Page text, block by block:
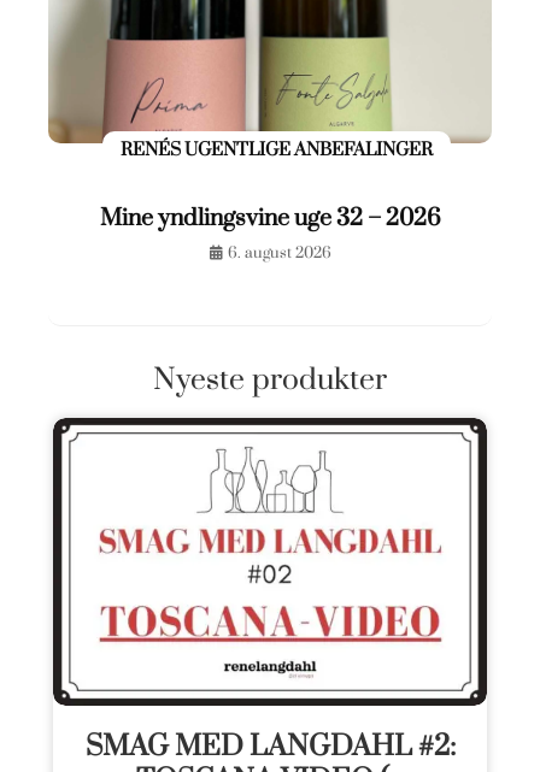
RENÉS UGENTLIGE ANBEFALINGER
Mine yndlingsvine uge 32 – 2026
6. august 2026
Nyeste produkter
SMAG MED LANGDAHL #2: